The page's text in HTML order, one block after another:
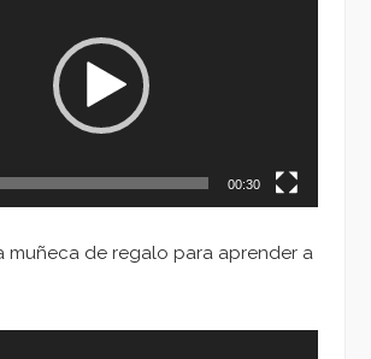
00:30
muñeca de regalo para aprender a